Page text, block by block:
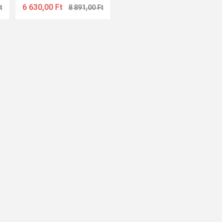
6 630,00 Ft 8 891,00 Ft